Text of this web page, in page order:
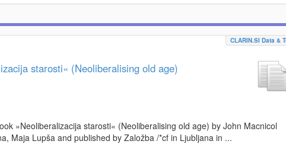
CLARIN.SI Data &
starosti« (Neoliberalising old age)
»Neoliberalizacija starosti« (Neoliberalising old age) by John Macnicol
Maja Lupša and published by Založba /*cf in Ljubljana in ...